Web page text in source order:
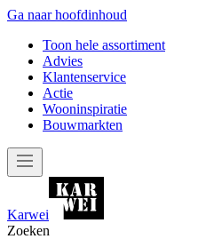
Ga naar hoofdinhoud
Toon hele assortiment
Advies
Klantenservice
Actie
Wooninspiratie
Bouwmarkten
Karwei
Zoeken